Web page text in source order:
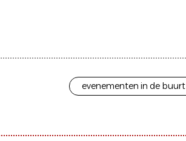
evenementen in de buurt